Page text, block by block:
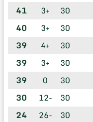
30
+3
41
30
+3
40
30
+4
39
30
+3
39
30
0
39
30
-12
30
30
-26
24